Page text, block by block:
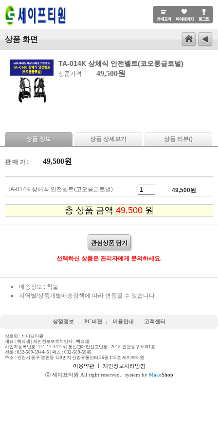
상품 화면
TA-014K 상체식 안전벨트(코오롱글로벌)
상품가격 49,500원
상품 정보 상품 상세보기 상품 리뷰()
판 매 가 : 49,500원
TA-014K 상체식 안전벨트(코오롱글로벌) 49,500원
총 상품 금액 49,500 원
관심상품 담기
선택하신 상품은 관리자에게 문의하세요.
배송정보 : 착불
지역별/상품개별배송정책에 따라 변동될 수 있습니다
상점정보 PC버젼 이용안내 고객센터
상호명 : 세이프티원
대표 : 백요셉 | 개인정보보호책임자 : 백요셉
사업자등록번호 :121-17-34125 | 통신판매업신고번호 : 2018-인천동구-0001호
전화 : 032-589-5944~5 | 팩스 : 032-589-5946
주소 : 인천시 동구 송현동 129번지 산업유통센터 36동 118호 세이프티원
이용약관ㅣ 개인정보처리방침
ⓒ 세이프티원 All right reserved.
system by MakeShop